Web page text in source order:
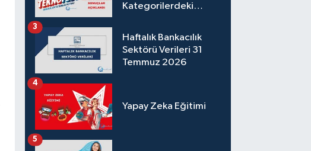
Kategorilerdeki
Haftalık Bankacılık
Sektörü Verileri 31
Temmuz 2026
3
Yapay Zeka Eğitimi
4
5